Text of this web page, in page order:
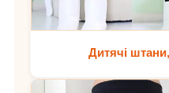
Дитячі